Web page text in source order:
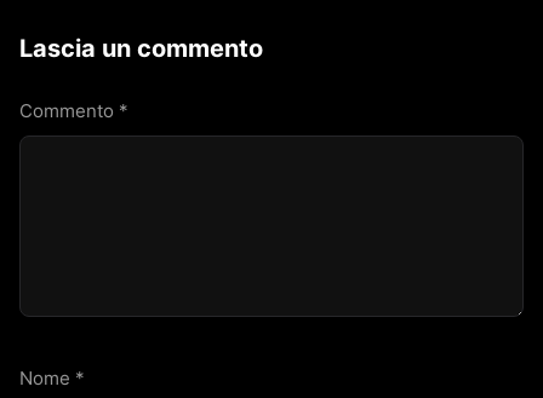
Lascia un commento
Commento *
Nome *